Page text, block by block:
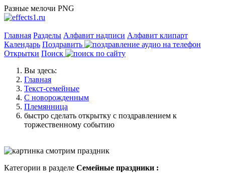
Разные мелочи PNG
Главная Разделы Алфавит надписи Алфавит клипарт
Календарь Поздравить
Открытки Поиск
Вы здесь:
Главная
Текст-семейные
С новорожденным
Племянница
быстро сделать открытку с поздравлением к
торжественному событию
Категории в разделе Семейные праздники :